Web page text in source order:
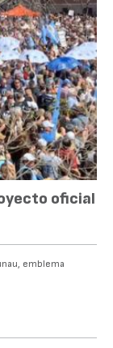
oficial
emblema